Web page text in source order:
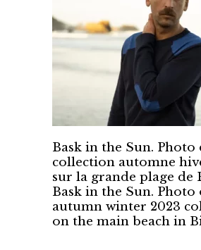
Bask in the Sun. Photo
collection automne
sur la grande plage de
Bask in the Sun. Photo
autumn winter 2023
on the main beach in